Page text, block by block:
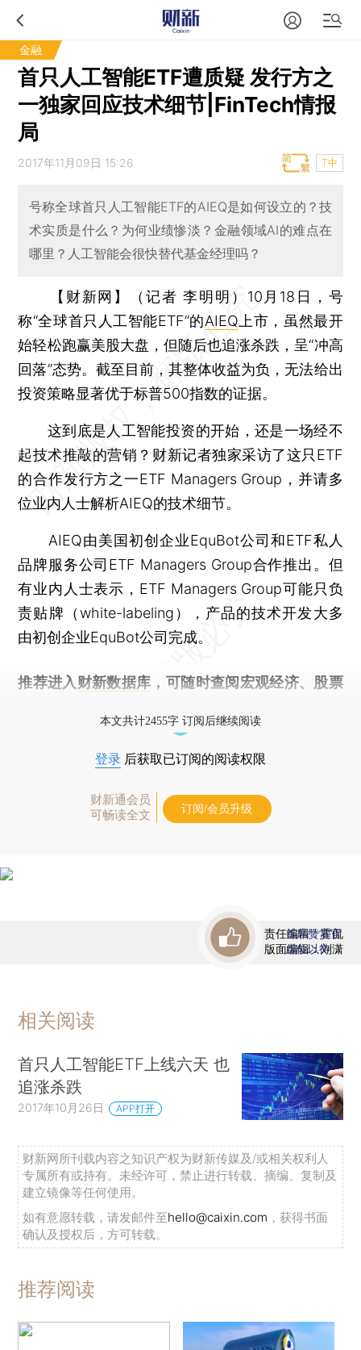
金融
首只人工智能ETF遭质疑 发行方之
一独家回应技术细节|FinTech情报
局
2017年11月09日 15:26 T中
号称全球首只人工智能ETF的AIEQ是如何设立的？技
术实质是什么？为何业绩惨淡？金融领域AI的难点在
哪里？人工智能会很快替代基金经理吗？
【财新网】（记者 李明明） 10月18日，号
称“全球首只人工智能ETF”的AIEQ 上市，虽然最开
始轻松跑赢美股大盘，但随后也追涨杀跌，呈“冲高
回落”态势。截至目前，其整体收益为负，无法给出
投资策略显著优于标普500指数的证据。
这到底是人工智能投资的开始，还是一场经不
起技术推敲的营销？财新记者独家采访了这只ETF
的合作发行方之一ETF Managers Group，并请多
位业内人士解析AIEQ的技术细节。
AIEQ由美国初创企业EquBot公司和ETF私人
品牌服务公司ETF Managers Group合作推出。但
有业内人士表示，ETF Managers Group可能只负
责贴牌（white-labeling），产品的技术开发大多
由初创企业EquBot公司完成。
推荐进入 财新数据库 ，可随时查阅宏观经济、股票
本文共计2455字 订阅后继续阅读
登录 后获取已订阅的阅读权限
财新通会员
可畅读全文
订阅/会员升级
责任编辑：霍侃
版面编辑：刘潇
首席赞赏官
虚位以待
相关阅读
首只人工智能ETF上线六天 也
追涨杀跌
2017年10月26日 APP打开
财新网所刊载内容之知识产权为财新传媒及/或相关权利人
专属所有或持有。未经许可，禁止进行转载、摘编、复制及
建立镜像等任何使用。
如有意愿转载，请发邮件至hello@caixin.com ，获得书面
确认及授权后，方可转载。
推荐阅读